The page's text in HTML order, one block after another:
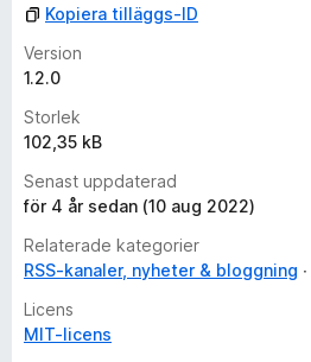
Kopiera tilläggs-ID
Version
1.2.0
Storlek
102,35 kB
Senast uppdaterad
för 4 år sedan (10 aug 2022)
Relaterade kategorier
RSS-kanaler, nyheter & bloggning
Licens
MIT-licens